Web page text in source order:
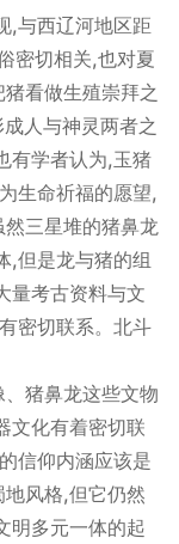
与西辽河地区距
密切相关,也对夏
看做生殖崇拜之
人与神灵两者之
有学者认为,玉猪
生命祈福的愿望,
三星堆的猪鼻龙
,但是龙与猪的组
量考古资料与文
密切联系。北斗
猪鼻龙这些文物
文化有着密切联
信仰内涵应该是
风格,但它仍然
明多元一体的起